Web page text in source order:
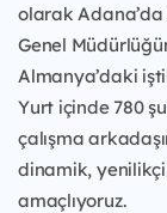
olarak
Genel
Almanya’daki
Yurt içinde 780
çalışma
dinamik,
amaçlıyoruz.